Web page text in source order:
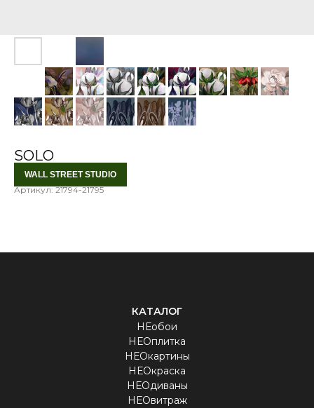
SOLO
WALL STREET STUDIO
Артикул:21794-21795
КАТАЛОГ
НЕобои
НЕОплитка
НЕОкартины
НЕОкраска
НЕОдиваны
НЕОвитраж